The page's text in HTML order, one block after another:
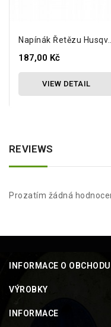
187,00 Kč
VIEW DETAIL
REVIEWS
Prozatím žádná
INFORMACE O OBCHODU
VÝROBKY
INFORMACE